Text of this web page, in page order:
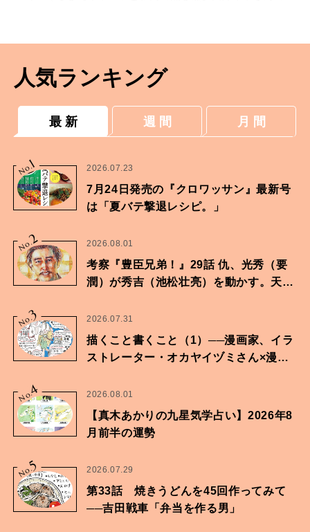
人気ランキング
最 新 週 間 月 間
No.
1 2026.07.23
7月24日発売の『クロワッサン』最新号
は「夏バテ撃退レシピ。」
No.2 2026.08.01
考察『豊臣兄弟！』29話 仇、光秀（要
潤）が秀吉（池松壮亮）を動かす。天下
No.3 2026.07.31
描くこと書くこと（1）──漫画家、イラ
ストレーター・オカヤイヅミさん×漫画
No.
4 2026.08.01
【真木あかりの九星気学占い】2026年8
月前半の運勢
No.5 2026.07.29
第33話 焼きうどんを45回作ってみて
──吉田戦車「弁当を作る男」